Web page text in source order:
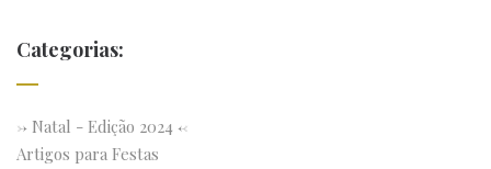
Categorias:
-> Natal - Edição 2024 <-
Artigos para Festas